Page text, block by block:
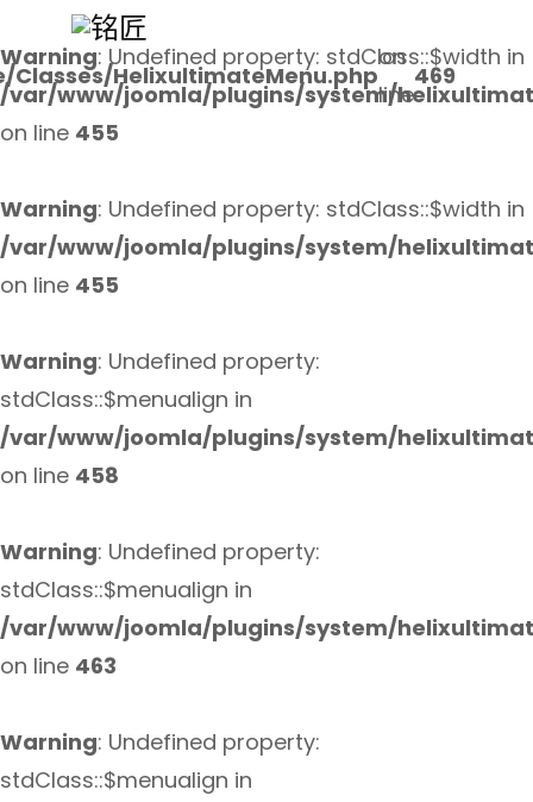
HelixultimateMenu.php
on
line
469
Warning: Undefined property: stdClass::$width in
/var/www/joomla/plugins/system/
on line 455
Warning: Undefined property: stdClass::$width in
/var/www/joomla/plugins/system/
on line 455
Warning: Undefined property:
stdClass::$menualign in
/var/www/joomla/plugins/system/
on line 458
Warning: Undefined property:
stdClass::$menualign in
/var/www/joomla/plugins/system/
on line 463
Warning: Undefined property:
stdClass::$menualign in